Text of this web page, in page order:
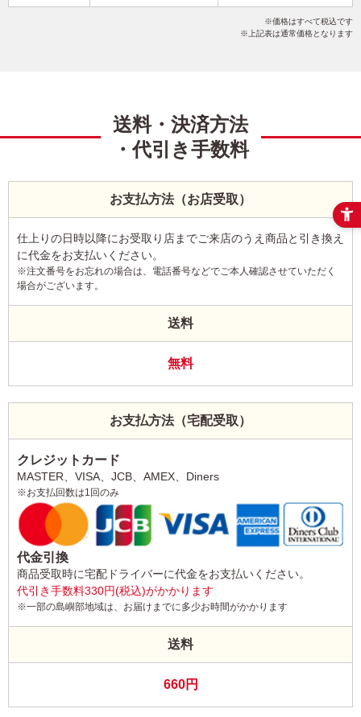
干支(午年) ポップ カジュアル こだわりデザイン
価格はすべて税込です
上記表は通常価格となります
送料・決済方法
・代引き手数料
お支払方法（お店受取）
仕上りの日時以降にお受取り店までご来店のうえ商品と引き換え
に代金をお支払いください。
※注文番号をお忘れの場合は、電話番号などでご本人確認させていただく
場合がございます。
送料
無料
お支払方法（宅配受取）
クレジットカード
MASTER、VISA、JCB、AMEX、Diners
※お支払回数は1回のみ
代金引換
商品受取時に宅配ドライバーに代金をお支払いください。
代引き手数料330円(税込)がかかります
※一部の島嶼部地域は、お届けまでに多少お時間がかかります
送料
660円